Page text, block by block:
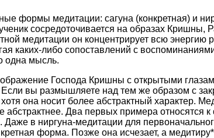
формы медитации: сагуна (конкретная) и
сосредоточивается на образах
медитации он концентрирует всю энергию
каких-либо сопоставлений с
одна мысль.
Господа Кришны с открытыми
Если вы размышляете над тем же образом с
она носит более абстрактный характер.
Два первых примера относятся к
в ниргуна-медитации для
форма. Позже она исчезает, а